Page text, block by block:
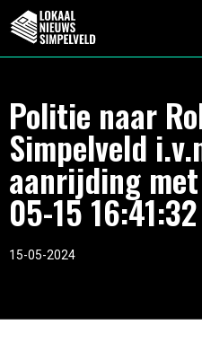
Politie naar
Simpelveld
aanrijding
05-15
15-05-2024